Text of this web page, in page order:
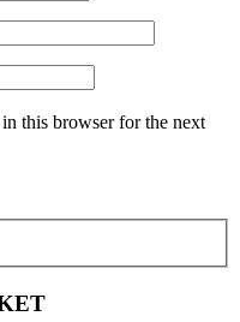
this browser for the next